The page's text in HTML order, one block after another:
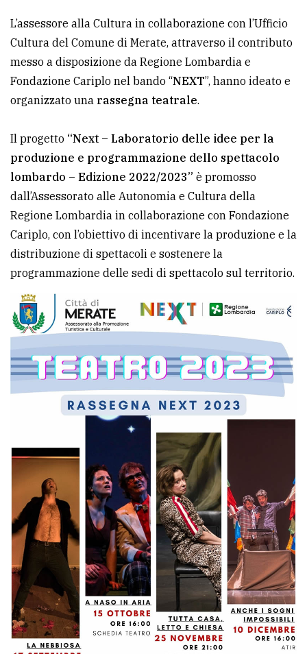
pubblicità
CERCA
Cerca
comune
Ricerca
avanzata
LE
ALTRE
TESTATE
PRIVACY
Privacy
policy
L’assessore alla Cultura in collaborazione con l’Ufficio
Cultura del Comune di Merate, attraverso il contributo
messo a disposizione da Regione Lombardia e
Fondazione Cariplo nel bando “NEXT”, hanno ideato e
organizzato una rassegna teatrale.
Il progetto “Next – Laboratorio delle idee per la
produzione e programmazione dello spettacolo
lombardo – Edizione 2022/2023” è promosso
dall’Assessorato alle Autonomia e Cultura della
Regione Lombardia in collaborazione con Fondazione
Cariplo, con l’obiettivo di incentivare la produzione e la
distribuzione di spettacoli e sostenere la
programmazione delle sedi di spettacolo sul territorio.